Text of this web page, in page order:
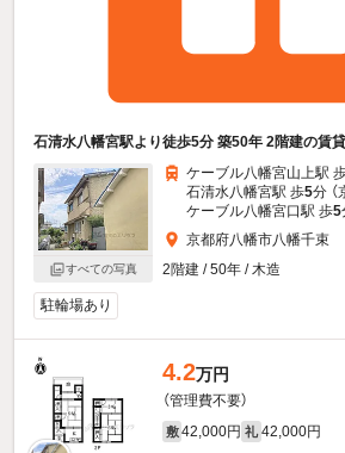
石清水八幡宮駅より徒歩5分 築50年 2階建の賃
すべての写真
ケーブル八幡宮山上駅
石清水八幡宮駅 歩5分 （
ケーブル八幡宮口駅 歩5
京都府八幡市八幡千束
2階建 / 50年 / 木造
駐輪場あり
4.2万円
（管理費不要）
敷 42,000円 礼 42,000円